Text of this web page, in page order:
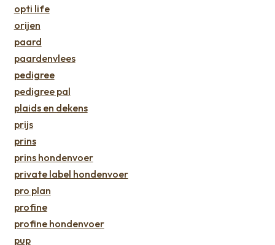
opti life
orijen
paard
paardenvlees
pedigree
pedigree pal
plaids en dekens
prijs
prins
prins hondenvoer
private label hondenvoer
pro plan
profine
profine hondenvoer
pup